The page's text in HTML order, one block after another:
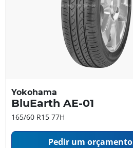
Yokohama
BluEarth AE-01
165/60 R15 77H
Pedir um orçamento